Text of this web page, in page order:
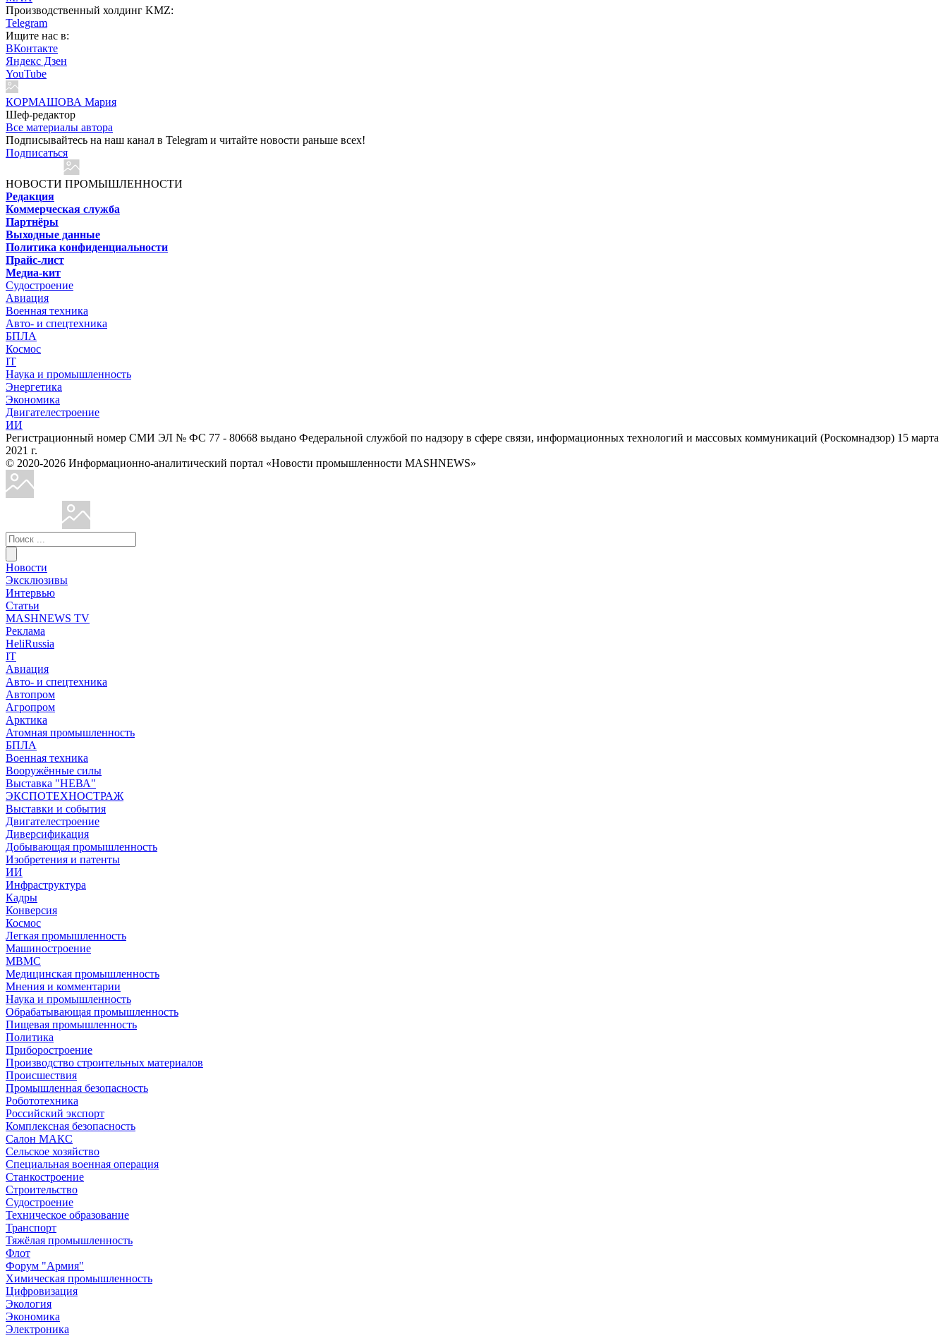
Производственный холдинг KMZ:
Telegram
Ищите нас в:
ВКонтакте
Яндекс Дзен
YouTube
КОРМАШОВА Мария
Шеф-редактор
Все материалы автора
Подписывайтесь на наш канал в Telegram и читайте новости раньше всех!
Подписаться
НОВОСТИ ПРОМЫШЛЕННОСТИ
Редакция
Коммерческая служба
Партнёры
Выходные данные
Политика конфиденциальности
Прайс-лист
Медиа-кит
Судостроение
Авиация
Военная техника
Авто- и спецтехника
БПЛА
Космос
IT
Наука и промышленность
Энергетика
Экономика
Двигателестроение
ИИ
Регистрационный номер СМИ ЭЛ № ФС 77 - 80668 выдано Федеральной службой по надзору в сфере связи, информационных технологий и массовых коммуникаций (Роскомнадзор) 15 марта
2021 г.
© 2020-2026 Информационно-аналитический портал «Новости промышленности MASHNEWS»
Новости
Эксклюзивы
Интервью
Статьи
MASHNEWS TV
Реклама
HeliRussia
IT
Авиация
Авто- и спецтехника
Автопром
Агропром
Арктика
Атомная промышленность
БПЛА
Военная техника
Вооружённые силы
Выставка "НЕВА"
ЭКСПОТЕХНОСТРАЖ
Выставки и события
Двигателестроение
Диверсификация
Добывающая промышленность
Изобретения и патенты
ИИ
Инфраструктура
Кадры
Конверсия
Космос
Легкая промышленность
Машиностроение
МВМС
Медицинская промышленность
Мнения и комментарии
Наука и промышленность
Обрабатывающая промышленность
Пищевая промышленность
Политика
Приборостроение
Производство строительных материалов
Происшествия
Промышленная безопасность
Робототехника
Российский экспорт
Комплексная безопасность
Салон МАКС
Сельское хозяйство
Специальная военная операция
Станкостроение
Строительство
Судостроение
Техническое образование
Транспорт
Тяжёлая промышленность
Флот
Форум "Армия"
Химическая промышленность
Цифровизация
Экология
Экономика
Электроника